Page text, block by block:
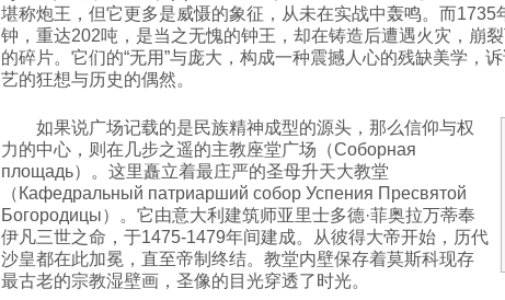
堪称炮王，但它更多是威慑的象征，从未在实战中轰鸣。而1735
钟，重达202吨，是当之无愧的钟王，却在铸造后遭遇火灾，崩
的碎片。它们的“无用”与庞大，构成一种震撼人心的残缺美学，
艺的狂想与历史的偶然。
如果说广场记载的是民族精神成型的源头，那么信仰与权
力的中心，则在几步之遥的主教座堂广场（Соборная
площадь）。这里矗立着最庄严的圣母升天大教堂
（Кафедральный патриарший собор Успения Пресвятой
Богородицы）。它由意大利建筑师亚里士多德·菲奥拉万蒂奉
伊凡三世之命，于1475-1479年间建成。从彼得大帝开始，历代
沙皇都在此加冕，直至帝制终结。教堂内壁保存着莫斯科现存
最古老的宗教湿壁画，圣像的目光穿透了时光。